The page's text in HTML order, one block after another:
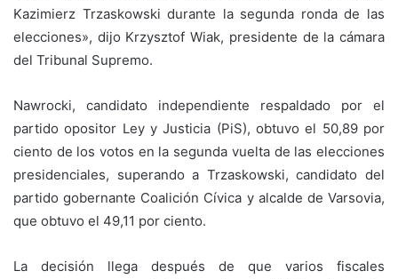
Kazimierz Trzaskowski durante la segunda ronda de las
elecciones», dijo Krzysztof Wiak, presidente de la cámara
del Tribunal Supremo.
Nawrocki, candidato independiente respaldado por el
partido opositor Ley y Justicia (PiS), obtuvo el 50,89 por
ciento de los votos en la segunda vuelta de las elecciones
presidenciales, superando a Trzaskowski, candidato del
partido gobernante Coalición Cívica y alcalde de Varsovia,
que obtuvo el 49,11 por ciento.
La decisión llega después de que varios fiscales